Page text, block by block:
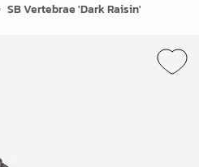
SB Vertebrae 'Dark Raisin'